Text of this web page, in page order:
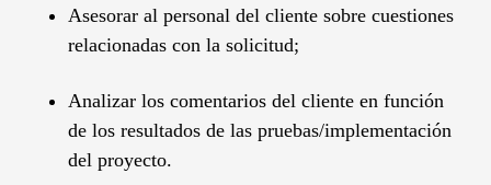
Asesorar al personal del cliente sobre cuestiones
relacionadas con la solicitud;
Analizar los comentarios del cliente en función
de los resultados de las pruebas/implementación
del proyecto.